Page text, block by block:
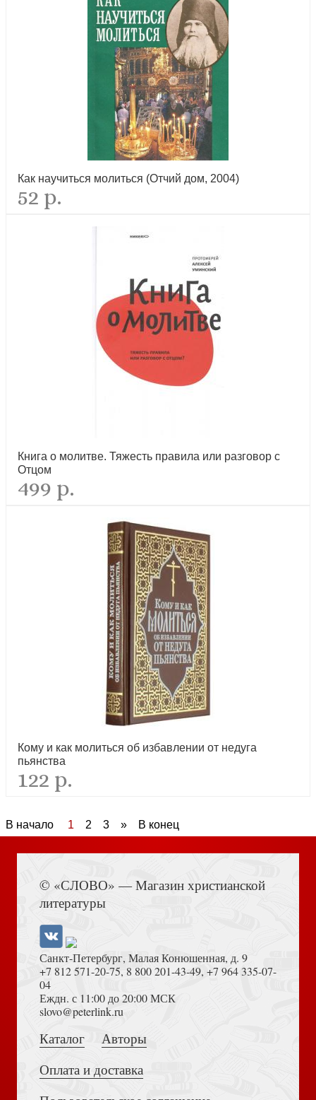
Молитва святого Ефрема Сирина. Беседы на св.
Четыредесятницу
Пост и Пасха. Сборник проповедей
Православие и русская литература в 2-х томах
Как научиться молиться (Отчий дом, 2004)
52 р.
Книга о молитве. Тяжесть правила или разговор с
Отцом
499 р.
Кому и как молиться об избавлении от недуга
пьянства
122 р.
В начало 1 2 3 » В конец
© «СЛОВО» — Магазин христианской
литературы
Санкт-Петербург, Малая Конюшенная, д. 9
+7 812 571-20-75, 8 800 201-43-49, +7 964 335-07-
04
Еждн. с 11:00 до 20:00 МСК
slovo@peterlink.ru
Каталог
Авторы
Оплата и доставка